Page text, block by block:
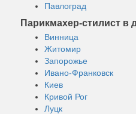
Павлоград
Парикмахер-стилист в
Винница
Житомир
Запорожье
Ивано-Франковск
Киев
Кривой Рог
Луцк